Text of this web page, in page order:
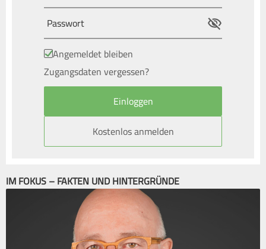
Angemeldet bleiben
Zugangsdaten vergessen?
Kostenlos anmelden
IM FOKUS – FAKTEN UND HINTERGRÜNDE